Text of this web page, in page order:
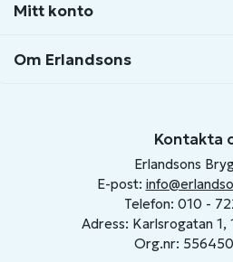
Mitt konto
Om Erlandsons
Kontakta
Erlandsons
E-post:
Telefon: 010 -
Adress: Karlsrogatan 1,
Org.nr: